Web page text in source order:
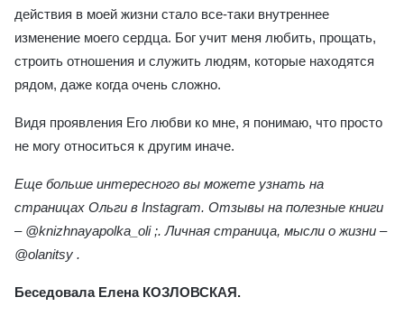
действия в моей жизни стало все-таки внутреннее
изменение моего сердца. Бог учит меня любить, прощать,
строить отношения и служить людям, которые находятся
рядом, даже когда очень сложно.
Видя проявления Его любви ко мне, я понимаю, что просто
не могу относиться к другим иначе.
Еще больше интересного вы можете узнать на
страницах Ольги в Instagram. Отзывы на полезные книги
– @knizhnayapolka_oli ;. Личная страница, мысли о жизни –
@olanitsy .
Беседовала Елена КОЗЛОВСКАЯ.